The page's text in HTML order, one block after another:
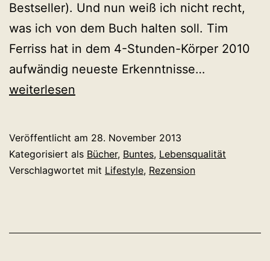
Bestseller). Und nun weiß ich nicht recht,
was ich von dem Buch halten soll. Tim
Ferriss hat in dem 4-Stunden-Körper 2010
aufwändig neueste Erkenntnisse…
Stunden-
weiterlesen
Veröffentlicht am 28. November 2013
Kategorisiert als Bücher, Buntes, Lebensqualität
Verschlagwortet mit Lifestyle, Rezension